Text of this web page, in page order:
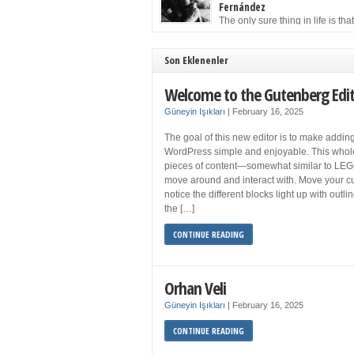
to solution may well be to get more sleep but
you get your 8 hours a night and still feel
Fernández
The only sure thing in life is that
sooner rather than later the leader of the
Revolution would succumb to that most strict
ways by the […]
Son Eklenenler
Welcome to the Gutenberg
Güneyin Işıkları February 16, 2025
The goal of this new editor is to make
WordPress simple and enjoyable. This
pieces of content—somewhat similar to
move around and interact with. Move your
notice the different blocks light up with
the […]
CONTINUE READING
Orhan Veli
Güneyin Işıkları February 16, 2025
CONTINUE READING